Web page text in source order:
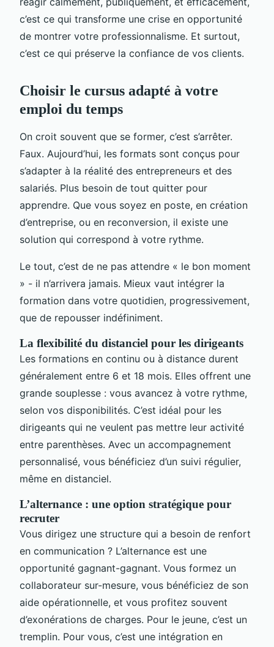
c’est ce qui transforme une crise en opportunité
de montrer votre professionnalisme. Et surtout,
c’est ce qui préserve la confiance de vos clients.
Choisir le cursus adapté à votre
emploi du temps
On croit souvent que se former, c’est s’arrêter.
Faux. Aujourd’hui, les formats sont conçus pour
s’adapter à la réalité des entrepreneurs et des
salariés. Plus besoin de tout quitter pour
apprendre. Que vous soyez en poste, en création
d’entreprise, ou en reconversion, il existe une
solution qui correspond à votre rythme.
Le tout, c’est de ne pas attendre « le bon moment
» - il n’arrivera jamais. Mieux vaut intégrer la
formation dans votre quotidien, progressivement,
que de repousser indéfiniment.
La flexibilité du distanciel pour les dirigeants
Les formations en continu ou à distance durent
généralement entre 6 et 18 mois. Elles offrent une
grande souplesse : vous avancez à votre rythme,
selon vos disponibilités. C’est idéal pour les
dirigeants qui ne veulent pas mettre leur activité
entre parenthèses. Avec un accompagnement
personnalisé, vous bénéficiez d’un suivi régulier,
même en distanciel.
L’alternance : une option stratégique pour
recruter
Vous dirigez une structure qui a besoin de renfort
en communication ? L’alternance est une
opportunité gagnant-gagnant. Vous formez un
collaborateur sur-mesure, vous bénéficiez de son
aide opérationnelle, et vous profitez souvent
d’exonérations de charges. Pour le jeune, c’est un
tremplin. Pour vous, c’est une intégration en